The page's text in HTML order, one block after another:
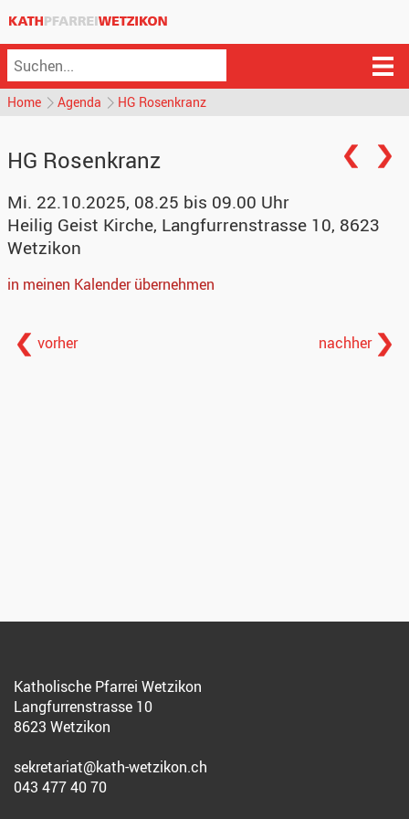
Home Agenda HG Rosenkranz
HG Rosenkranz
Mi. 22.10.2025, 08.25 bis 09.00 Uhr
Heilig Geist Kirche, Langfurrenstrasse 10, 8623
Wetzikon
in meinen Kalender übernehmen
vorher nachher
Katholische Pfarrei Wetzikon
Langfurrenstrasse 10
8623 Wetzikon
sekretariat@kath-wetzikon.ch
043 477 40 70